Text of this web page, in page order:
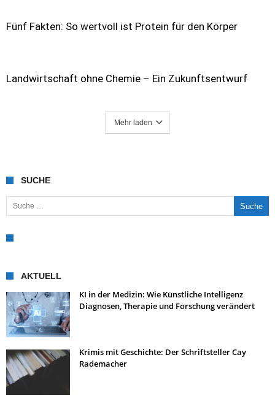
Fünf Fakten: So wertvoll ist Protein für den Körper
Landwirtschaft ohne Chemie – Ein Zukunftsentwurf
Mehr laden
SUCHE
Suche nach:
AKTUELL
KI in der Medizin: Wie Künstliche Intelligenz
Diagnosen, Therapie und Forschung verändert
Krimis mit Geschichte: Der Schriftsteller Cay
Rademacher